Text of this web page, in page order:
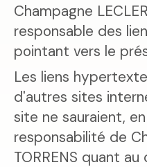
Champagne
responsable des
pointant vers le
Les liens
d'autres sites
site ne sauraient,
responsabilité de
TORRENS quant